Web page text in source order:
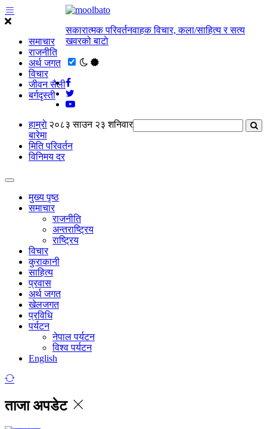
समाचार
राजनीति
अर्थ जगत
विचार
जीवन सैली
बर्गदृस्ती
सकारात्मक परिवर्तनवाहक विचार, कला/साहित्य र सत्य
खवरको बाटाे
२०८३ साउन २३ शनिवार
हाम्राे
बारेमा
मिति परिवर्तन
विनिमय दर
मुख्य पृष्ठ
समाचार
राजनीति
अन्तराष्ट्रिय
राष्ट्रिय
विचार
कुराकानी
साहित्य
प्रवास
अर्थ जगत
खेलजगत
प्रविधि
पर्यटन
नेपाल पर्यटन
विश्व पर्यटन
English
ताजा अपडेट